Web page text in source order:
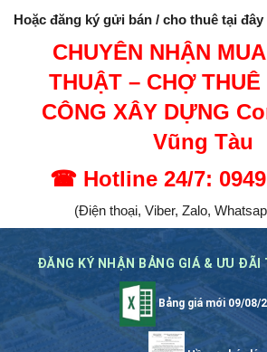
Hoặc đăng ký gửi bán / cho thuê tại đây
CHUYÊN NHẬN
THUẬT – CHỢ THUÊ
CÔNG XÂY DỰNG
Vũng Tàu
☎ Hotline 24/7:
(Điện thoại, Viber, Zalo,
ĐĂNG KÝ NHẬN BẢNG GIÁ & ƯU
Bảng giá mới 09/08/